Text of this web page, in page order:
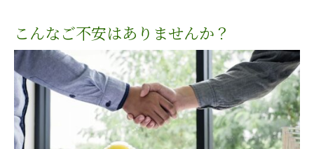
こんなご不安はありませんか？